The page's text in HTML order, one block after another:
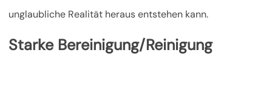
unglaubliche Realität heraus entstehen kann.
Starke Bereinigung/Reinigung